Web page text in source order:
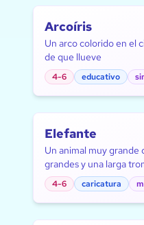
Arcoíris
Un arco colorido en el
de que llueve
4-6 educativo
Elefante
Un animal muy grande
grandes y una larga
4-6 caricatura